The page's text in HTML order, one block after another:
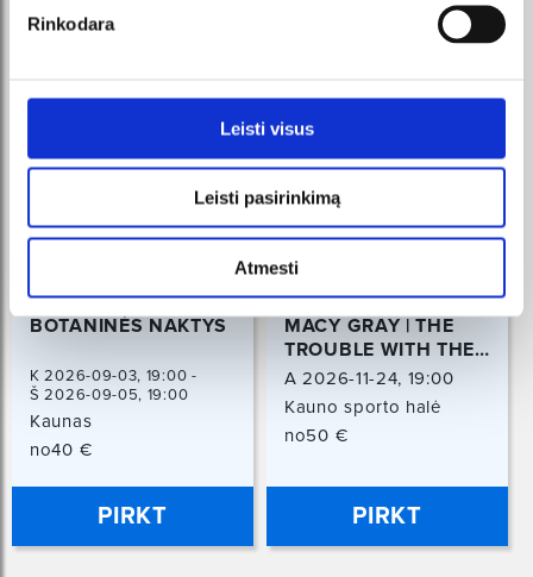
Rinkodara
Leisti visus
Leisti pasirinkimą
Atmesti
BOTANINĖS NAKTYS
K 2026-09-03, 19:00 -
Š 2026-09-05, 19:00
Kaunas
no40 €
PIRKT
MACY GRAY | THE
TROUBLE WITH THE
TRUTH TOUR
A 2026-11-24, 19:00
Kauno sporto halė
Kaunas
no50 €
PIRKT